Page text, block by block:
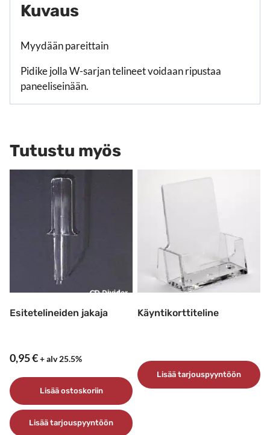
Kuvaus
Myydään pareittain
Pidike jolla W-sarjan telineet voidaan ripustaa
paneeliseinään.
Tutustu myös
Esitetelineiden jakaja
0,95€+ alv 25.5%
Lisää ostoskoriin
Lisää tarjouspyyntöön
Käyntikorttiteline
Lisää tarjouspyyntöön